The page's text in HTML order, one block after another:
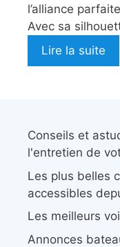
l’alliance
Avec sa
Lire la suite
Conseils et
l'entretien de
Les plus belles
accessibles
Les meilleurs
Annonces